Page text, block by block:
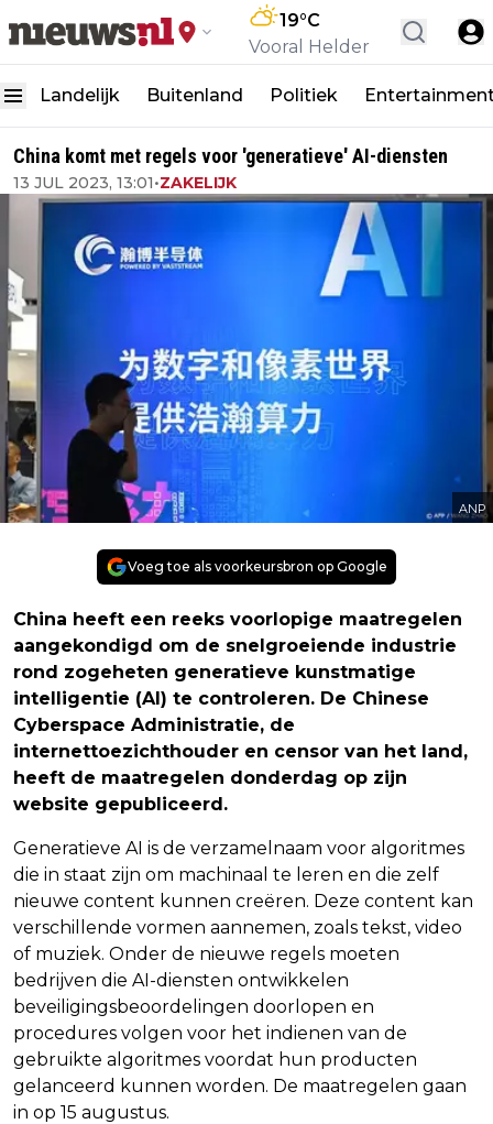
19°C
Vooral Helder
Landelijk Buitenland Politiek
China komt met regels voor 'generatieve' AI-diensten
13 JUL 2023, 13:01•ZAKELIJK
ANP
Voeg toe als voorkeursbron op Google
China heeft een reeks voorlopige maatregelen
aangekondigd om de snelgroeiende industrie
rond zogeheten generatieve kunstmatige
intelligentie (AI) te controleren. De Chinese
Cyberspace Administratie, de
internettoezichthouder en censor van het land,
heeft de maatregelen donderdag op zijn
website gepubliceerd.
Generatieve AI is de verzamelnaam voor algoritmes
die in staat zijn om machinaal te leren en die zelf
nieuwe content kunnen creëren. Deze content kan
verschillende vormen aannemen, zoals tekst, video
of muziek. Onder de nieuwe regels moeten
bedrijven die AI-diensten ontwikkelen
beveiligingsbeoordelingen doorlopen en
procedures volgen voor het indienen van de
gebruikte algoritmes voordat hun producten
gelanceerd kunnen worden. De maatregelen gaan
in op 15 augustus.